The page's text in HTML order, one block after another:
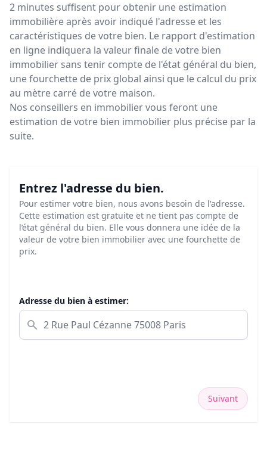
2 minutes suffisent pour obtenir une estimation
immobilière après avoir indiqué l'adresse et les
caractéristiques de votre bien. Le rapport d'estimation
en ligne indiquera la valeur finale de votre bien
immobilier sans tenir compte de l'état général du bien,
une fourchette de prix global ainsi que le calcul du prix
au mètre carré de votre maison.
Nos conseillers en immobilier vous feront une
estimation de votre bien immobilier plus précise par la
suite.
Entrez l'adresse du bien.
Pour estimer votre bien, nous avons besoin de l'adresse.
Cette estimation est gratuite et ne tient pas compte de
l’état général du bien. Elle vous donnera une idée de la
valeur de votre bien immobilier avec une fourchette de
prix.
Adresse du bien à estimer:
Suivant